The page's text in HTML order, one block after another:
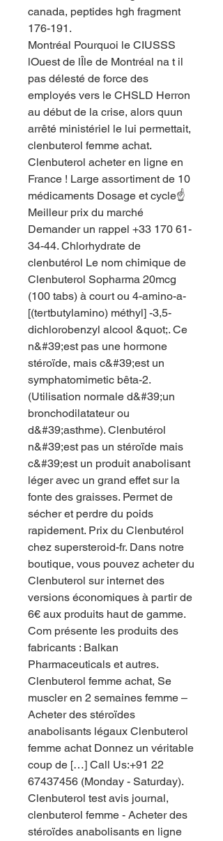
canada, peptides hgh fragment
176-191.
Montréal Pourquoi le CIUSSS
lOuest de lÎle de Montréal na t il
pas délesté de force des
employés vers le CHSLD Herron
au début de la crise, alors quun
arrêté ministériel le lui permettait,
clenbuterol femme achat.
Clenbuterol acheter en ligne en
France ! ️Large assortiment de 10
médicaments Dosage et cycle☝️
Meilleur prix du marché
Demander un rappel +33 170 61-
34-44. Chlorhydrate de
clenbutérol Le nom chimique de
Clenbuterol Sopharma 20mcg
(100 tabs) à court ou 4-amino-a-
[(tertbutylamino) méthyl] -3,5-
dichlorobenzyl alcool &quot;. Ce
n&#39;est pas une hormone
stéroïde, mais c&#39;est un
symphatomimetic bêta-2.
(Utilisation normale d&#39;un
bronchodilatateur ou
d&#39;asthme). Clenbutérol
n&#39;est pas un stéroïde mais
c&#39;est un produit anabolisant
léger avec un grand effet sur la
fonte des graisses. Permet de
sécher et perdre du poids
rapidement. Prix du Сlenbutérol
chez supersteroid-fr. Dans notre
boutique, vous pouvez acheter du
Clenbuterol sur internet des
versions économiques à partir de
6€ aux produits haut de gamme.
Com présente les produits des
fabricants : Balkan
Pharmaceuticals et autres.
Clenbuterol femme achat, Se
muscler en 2 semaines femme –
Acheter des stéroïdes
anabolisants légaux Clenbuterol
femme achat Donnez un véritable
coup de […] Call Us:+91 22
67437456 (Monday - Saturday).
Clenbuterol test avis journal,
clenbuterol femme - Acheter des
stéroïdes anabolisants en ligne